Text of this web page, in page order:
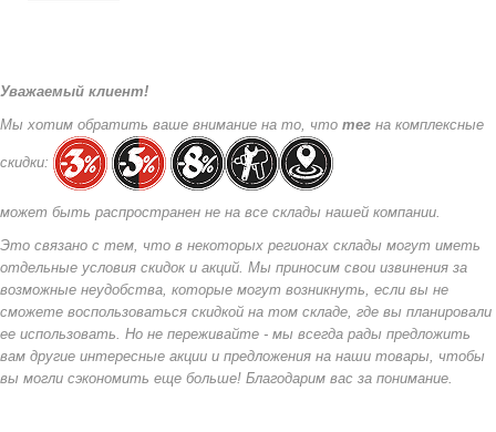
Уважаемый клиент!
Мы хотим обратить ваше внимание на то, что тег на комплексные
скидки:
может быть распространен не на все склады нашей компании.
Это связано с тем, что в некоторых регионах склады могут иметь
отдельные условия скидок и акций. Мы приносим свои извинения за
возможные неудобства, которые могут возникнуть, если вы не
сможете воспользоваться скидкой на том складе, где вы планировали
ее использовать. Но не переживайте - мы всегда рады предложить
вам другие интересные акции и предложения на наши товары, чтобы
вы могли сэкономить еще больше! Благодарим вас за понимание.